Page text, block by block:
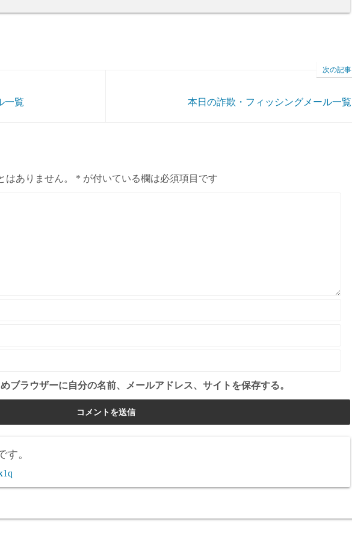
一覧
次の記事
本日の詐欺・フィッシングメール一覧
はありません。 * が付いている欄は必須項目です
ブラウザーに自分の名前、メールアドレス、サイトを保存する。
す。